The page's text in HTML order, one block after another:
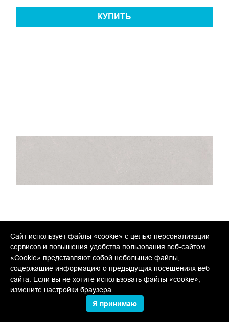
КУПИТЬ
DD318600R Про Матрикс белый обрезной
В упаковке:13 шт
Сайт использует файлы «cookie» с целью персонализации
сервисов и повышения удобства пользования веб-сайтом.
«Cookie» представляют собой небольшие файлы,
содержащие информацию о предыдущих посещениях веб-
сайта. Если вы не хотите использовать файлы «cookie»,
измените настройки браузера.
Я принимаю